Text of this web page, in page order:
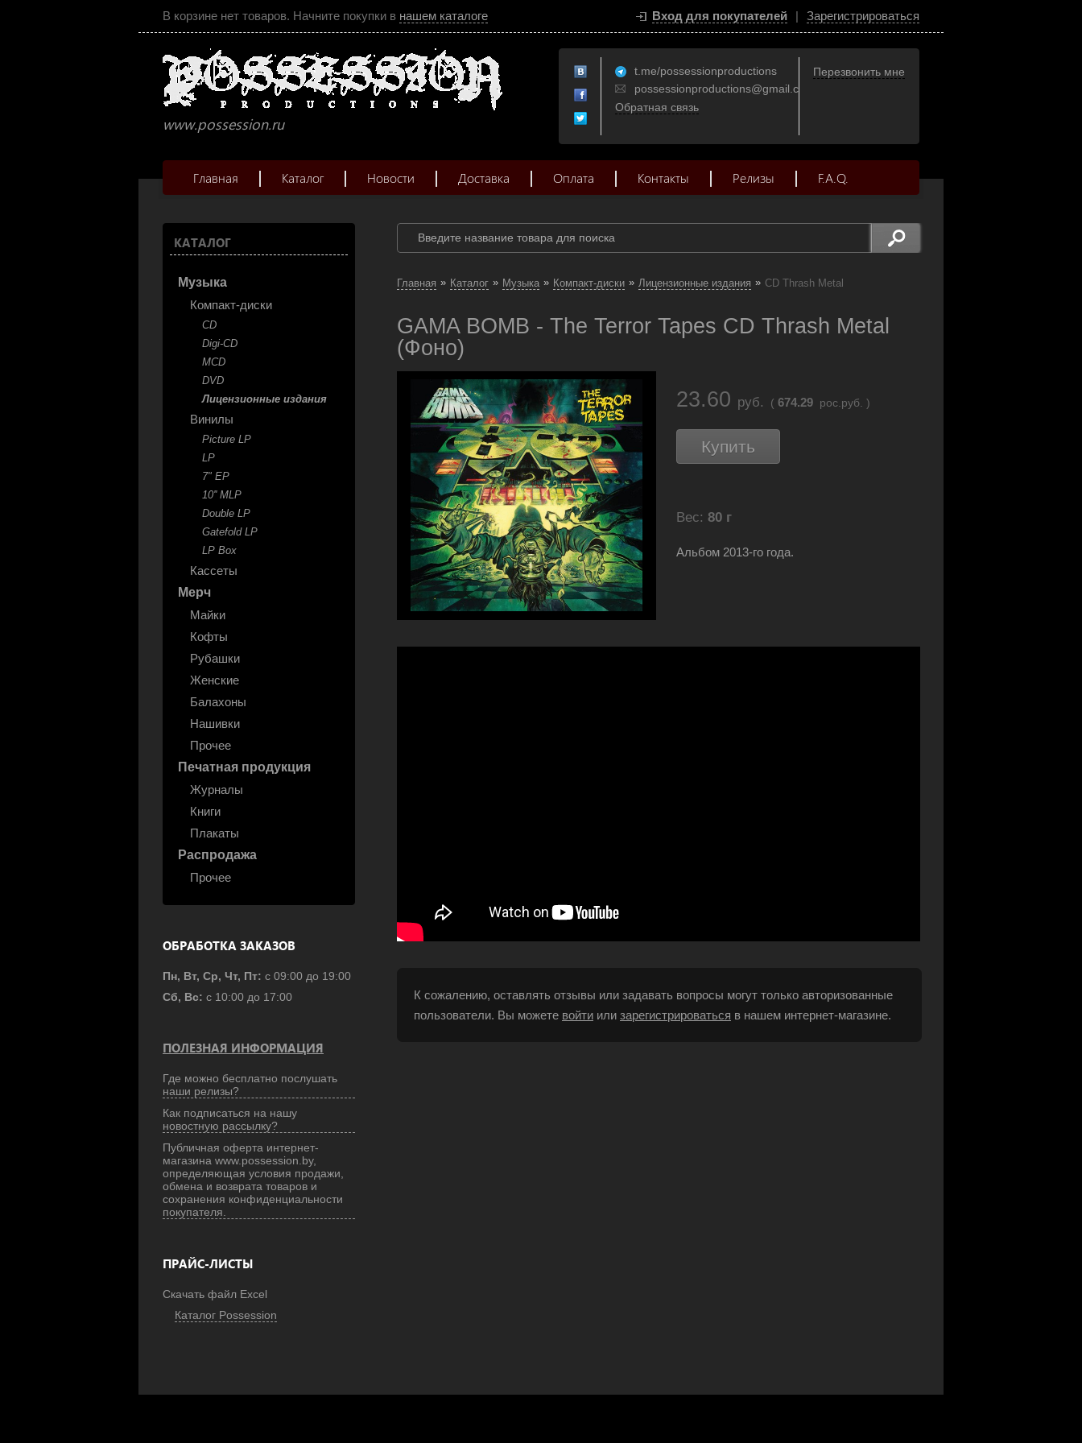
В корзине нет товаров. Начните покупки в нашем каталоге Вход для покупателей | Зарегистрироваться
www.possession.ru
t.me/possessionproductions
possessionproductions@gmail.com
Обратная связь
Перезвонить мне
Главная Каталог Новости Доставка Оплата Контакты Релизы F.A.Q.
КАТАЛОГ
Музыка
Компакт-диски
CD
Digi-CD
MCD
DVD
Лицензионные издания
Винилы
Picture LP
LP
7" EP
10'' MLP
Double LP
Gatefold LP
LP Box
Кассеты
Мерч
Майки
Кофты
Рубашки
Женские
Балахоны
Нашивки
Прочее
Печатная продукция
Журналы
Книги
Плакаты
Распродажа
Прочее
ОБРАБОТКА ЗАКАЗОВ
Пн, Вт, Ср, Чт, Пт: с 09:00 до 19:00
Сб, Вс: с 10:00 до 17:00
ПОЛЕЗНАЯ ИНФОРМАЦИЯ
Где можно бесплатно послушать
наши релизы?
Как подписаться на нашу
новостную рассылку?
Публичная оферта интернет-
магазина www.possession.by,
определяющая условия продажи,
обмена и возврата товаров и
сохранения конфиденциальности
покупателя.
ПРАЙС-ЛИСТЫ
Скачать файл Excel
Каталог Possession
Главная » Каталог » Музыка » Компакт-диски » Лицензионные издания » CD Thrash Metal
GAMA BOMB - The Terror Tapes CD Thrash Metal
(Фоно)
23.60 руб. ( 674.29 рос.руб. )
Купить
Вес: 80 г
Альбом 2013-го года.
К сожалению, оставлять отзывы или задавать вопросы могут только авторизованные
пользователи. Вы можете войти или зарегистрироваться в нашем интернет-магазине.